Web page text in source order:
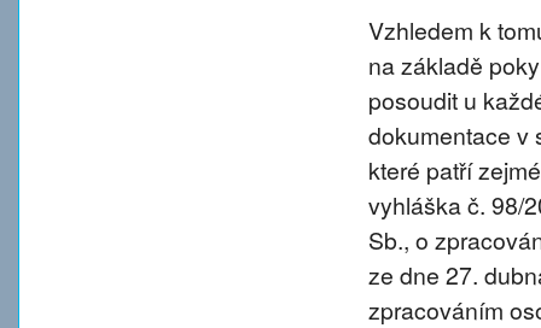
Vzhledem k
na základě
posoudit u
dokumentace v
které patří
vyhláška č. 98/
Sb., o
ze dne 27.
zpracováním